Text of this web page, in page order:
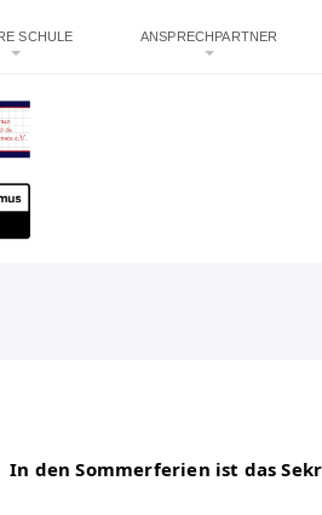
SCHULE ANSPRECHPARTNER
In den Sommerferien ist das